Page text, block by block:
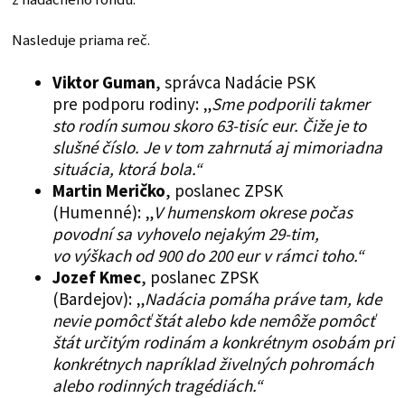
Nasleduje priama reč.
Viktor Guman, správca Nadácie PSK
pre podporu rodiny: „Sme podporili takmer
sto rodín sumou skoro 63-tisíc eur. Čiže je to
slušné číslo. Je v tom zahrnutá aj mimoriadna
situácia, ktorá bola.“
Martin Meričko, poslanec ZPSK
(Humenné): „V humenskom okrese počas
povodní sa vyhovelo nejakým 29-tim,
vo výškach od 900 do 200 eur v rámci toho.“
Jozef Kmec, poslanec ZPSK
(Bardejov): „Nadácia pomáha práve tam, kde
nevie pomôcť štát alebo kde nemôže pomôcť
štát určitým rodinám a konkrétnym osobám pri
konkrétnych napríklad živelných pohromách
alebo rodinných tragédiách.“